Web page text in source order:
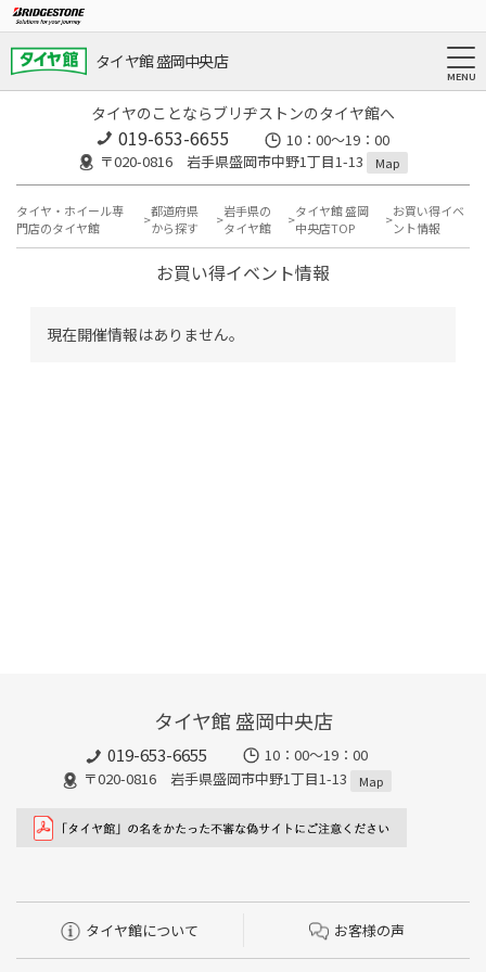
タイヤ館 盛岡中央店
タイヤのことならブリヂストンのタイヤ館へ
019-653-6655
10：00～19：00
〒020-0816 岩手県盛岡市中野1丁目1-13
Map
タイヤ・ホイール専
門店のタイヤ館
都道府県
から探す
岩手県の
タイヤ館
タイヤ館 盛岡
中央店TOP
お買い得イベ
ント情報
お買い得イベント情報
現在開催情報はありません。
タイヤ館 盛岡中央店
019-653-6655
10：00～19：00
〒020-0816 岩手県盛岡市中野1丁目1-13
Map
タイヤ館について お客様の声